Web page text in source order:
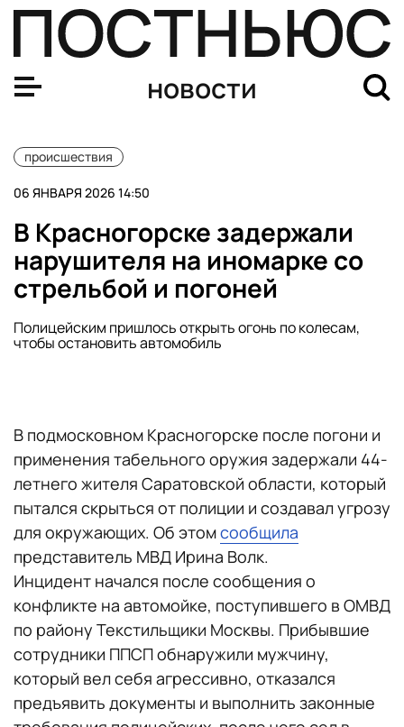
новости
происшествия
06 ЯНВАРЯ 2026 14:50
В Красногорске задержали
нарушителя на иномарке со
стрельбой и погоней
Полицейским пришлось открыть огонь по колесам,
чтобы остановить автомобиль
В подмосковном Красногорске после погони и
применения табельного оружия задержали 44-
летнего жителя Саратовской области, который
пытался скрыться от полиции и создавал угрозу
для окружающих. Об этомсообщила
представитель МВД Ирина Волк.
Инцидент начался после сообщения о
конфликте на автомойке, поступившего в ОМВД
по району Текстильщики Москвы. Прибывшие
сотрудники ППСП обнаружили мужчину,
который вел себя агрессивно, отказался
предъявить документы и выполнить законные
Около 200 жителей Дагестана заявили о